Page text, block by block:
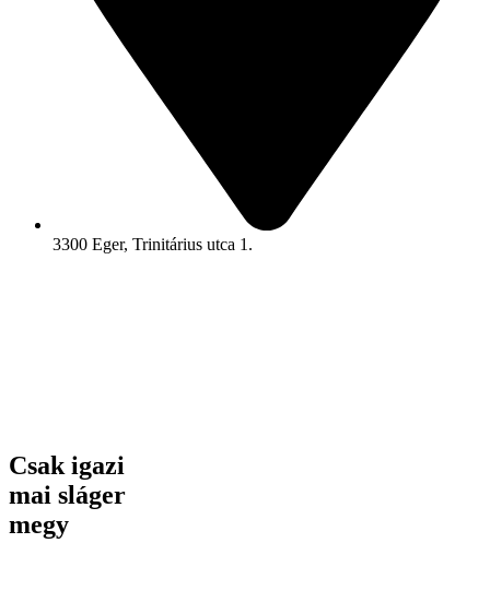
3300 Eger, Trinitárius utca 1.
Csak igazi
mai sláger
megy